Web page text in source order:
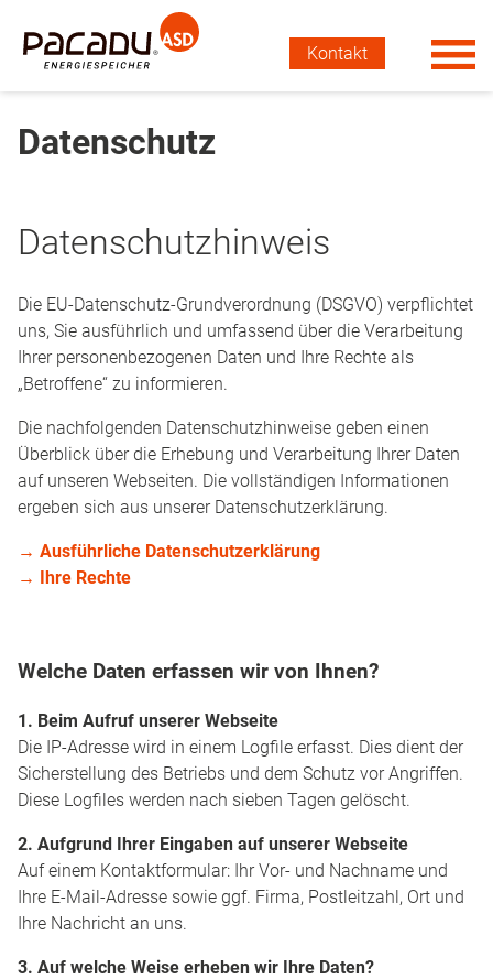
Kontakt
Datenschutz
Datenschutzhinweis
Die EU-Datenschutz-Grundverordnung (DSGVO) verpflichtet
uns, Sie ausführlich und umfassend über die Verarbeitung
Ihrer personenbezogenen Daten und Ihre Rechte als
„Betroffene“ zu informieren.
Die nachfolgenden Datenschutzhinweise geben einen
Überblick über die Erhebung und Verarbeitung Ihrer Daten
auf unseren Webseiten. Die vollständigen Informationen
ergeben sich aus unserer Datenschutzerklärung.
→ Ausführliche Datenschutzerklärung
→ Ihre Rechte
Welche Daten erfassen wir von Ihnen?
1. Beim Aufruf unserer Webseite
Die IP-Adresse wird in einem Logfile erfasst. Dies dient der
Sicherstellung des Betriebs und dem Schutz vor Angriffen.
Diese Logfiles werden nach sieben Tagen gelöscht.
2. Aufgrund Ihrer Eingaben auf unserer Webseite
Auf einem Kontaktformular: Ihr Vor- und Nachname und
Ihre E-Mail-Adresse sowie ggf. Firma, Postleitzahl, Ort und
Ihre Nachricht an uns.
3. Auf welche Weise erheben wir Ihre Daten?